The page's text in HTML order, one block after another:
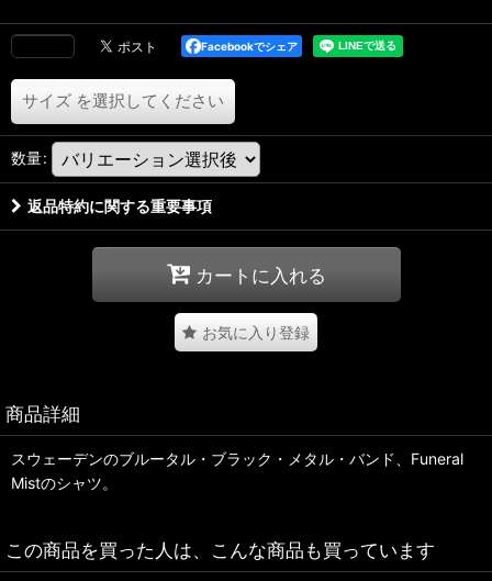
Facebookでシェア
サイズ を選択してください
数量:
返品特約に関する重要事項
カートに入れる
お気に入り登録
商品詳細
スウェーデンのブルータル・ブラック・メタル・バンド、Funeral
Mistのシャツ。
この商品を買った人は、こんな商品も買っています